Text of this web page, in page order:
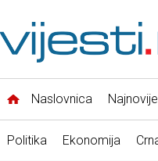
Naslovnica Najnovije
Politika Ekonomija